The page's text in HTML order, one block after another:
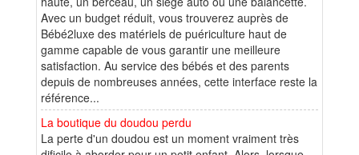
Avec un budget réduit, vous trouverez auprès de
Bébé2luxe des matériels de puériculture haut de
gamme capable de vous garantir une meilleure
satisfaction. Au service des bébés et des parents
depuis de nombreuses années, cette interface reste la
référence...
La boutique du doudou perdu
La perte d'un doudou est un moment vraiment très